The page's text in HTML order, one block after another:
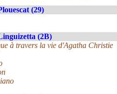
(29)
(2B)
à travers la vie d'Agatha Christie